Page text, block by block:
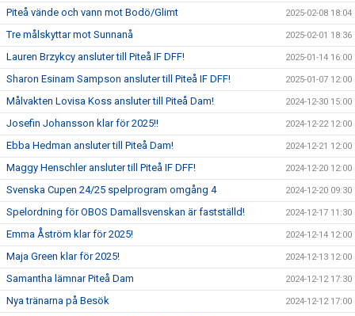
Piteå vände och vann mot Bodö/Glimt 2025-02-08 18:04
Tre målskyttar mot Sunnanå 2025-02-01 18:36
Lauren Brzykcy ansluter till Piteå IF DFF! 2025-01-14 16:00
Sharon Esinam Sampson ansluter till Piteå IF DFF! 2025-01-07 12:00
Målvakten Lovisa Koss ansluter till Piteå Dam! 2024-12-30 15:00
Josefin Johansson klar för 2025!! 2024-12-22 12:00
Ebba Hedman ansluter till Piteå Dam! 2024-12-21 12:00
Maggy Henschler ansluter till Piteå IF DFF! 2024-12-20 12:00
Svenska Cupen 24/25 spelprogram omgång 4 2024-12-20 09:30
Spelordning för OBOS Damallsvenskan är fastställd! 2024-12-17 11:30
Emma Åström klar för 2025! 2024-12-14 12:00
Maja Green klar för 2025! 2024-12-13 12:00
Samantha lämnar Piteå Dam 2024-12-12 17:30
Nya tränarna på Besök 2024-12-12 17:00